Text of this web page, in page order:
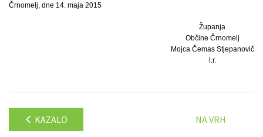
Črnomelj, dne 14. maja 2015
Županja
Občine Črnomelj
Mojca Čemas Stjepanovič
l.r.
KAZALO NA VRH